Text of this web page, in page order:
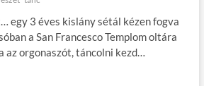
egy 3 éves kislány sétál kézen fogva
a San Francesco Templom oltára
az orgonaszót, táncolni kezd…